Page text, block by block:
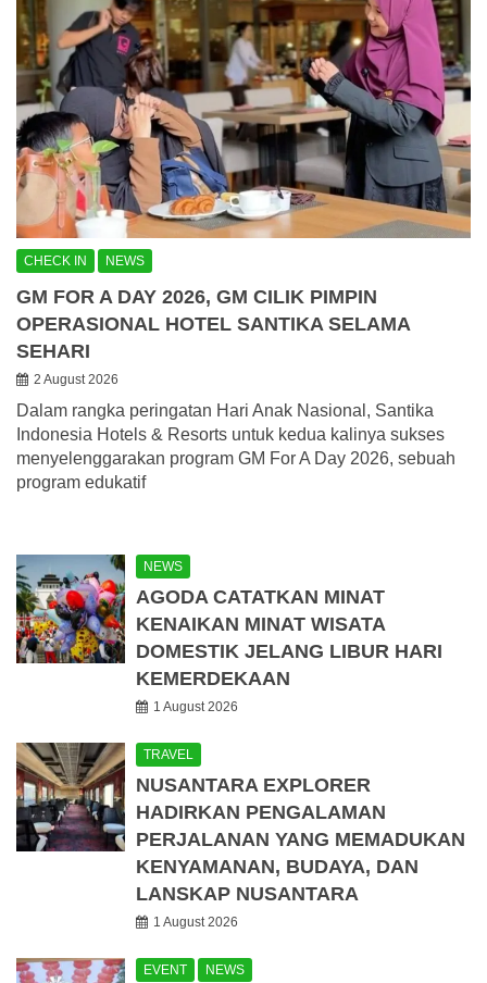
CHECK IN NEWS
GM FOR A DAY 2026, GM CILIK PIMPIN
OPERASIONAL HOTEL SANTIKA SELAMA
SEHARI
2 August 2026
Dalam rangka peringatan Hari Anak Nasional, Santika
Indonesia Hotels & Resorts untuk kedua kalinya sukses
menyelenggarakan program GM For A Day 2026, sebuah
program edukatif
NEWS
AGODA CATATKAN MINAT
KENAIKAN MINAT WISATA
DOMESTIK JELANG LIBUR HARI
KEMERDEKAAN
1 August 2026
TRAVEL
NUSANTARA EXPLORER
HADIRKAN PENGALAMAN
PERJALANAN YANG MEMADUKAN
KENYAMANAN, BUDAYA, DAN
LANSKAP NUSANTARA
1 August 2026
EVENT NEWS